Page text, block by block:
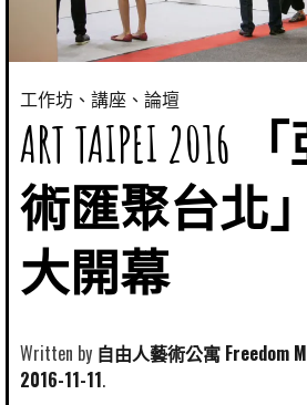
工作坊、講座、論壇
ART TAIPEI
術匯聚台北」
大開幕
Written by 自由人藝術公寓 Freedom
2016-11-11